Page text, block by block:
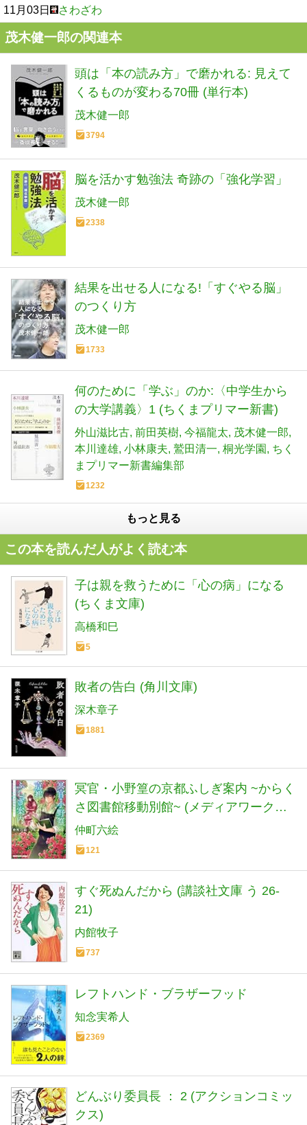
11月03日 さわざわ
茂木健一郎の関連本
頭は「本の読み方」で磨かれる: 見えて
くるものが変わる70冊 (単行本)
茂木健一郎
3794
脳を活かす勉強法 奇跡の「強化学習」
茂木健一郎
2338
結果を出せる人になる!「すぐやる脳」
のつくり方
茂木健一郎
1733
何のために「学ぶ」のか:〈中学生から
の大学講義〉1 (ちくまプリマー新書)
外山滋比古 前田英樹 今福龍太 茂木健一郎
本川達雄 小林康夫 鷲田清一 桐光学園
ちく
まプリマー新書編集部
1232
もっと見る
この本を読んだ人がよく読む本
子は親を救うために「心の病」になる
(ちくま文庫)
高橋和巳
5
敗者の告白 (角川文庫)
深木章子
1881
冥官・小野篁の京都ふしぎ案内 ~からく
さ図書館移動別館~ (メディアワークス
文庫)
仲町六絵
121
すぐ死ぬんだから (講談社文庫 う 26-
21)
内館牧子
737
レフトハンド・ブラザーフッド
知念実希人
2369
どんぶり委員長 ： 2 (アクションコミッ
クス)